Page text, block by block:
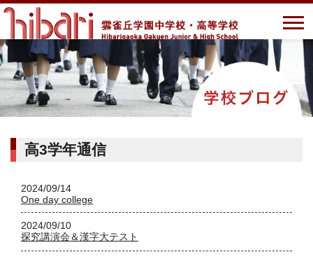
高3学年通信
2024/09/14
One day college
2024/09/10
探究講演会＆漢字大テスト